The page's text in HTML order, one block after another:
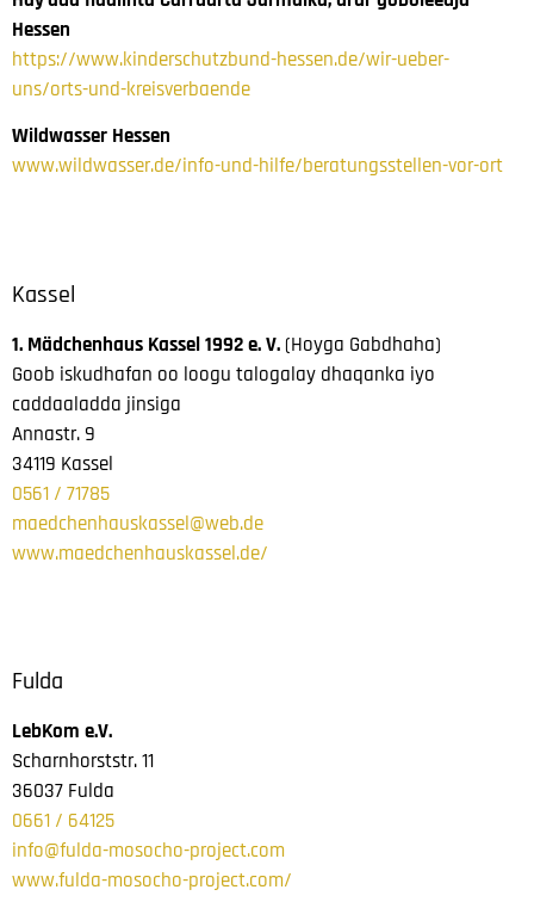
Hessen
https://www.kinderschutzbund-hessen.de/wir-ueber-
uns/orts-und-kreisverbaende
Wildwasser Hessen
www.wildwasser.de/info-und-hilfe/beratungsstellen-vor-ort
Kassel
1. Mädchenhaus Kassel 1992 e. V.(Hoyga Gabdhaha)
Goob iskudhafan oo loogu talogalay dhaqanka iyo
caddaaladda jinsiga
Annastr. 9
34119 Kassel
0561 / 71785
maedchenhauskassel@web.de
www.maedchenhauskassel.de/
Fulda
LebKom e.V.
Scharnhorststr. 11
36037 Fulda
0661 / 64125
info@fulda-mosocho-project.com
www.fulda-mosocho-project.com/